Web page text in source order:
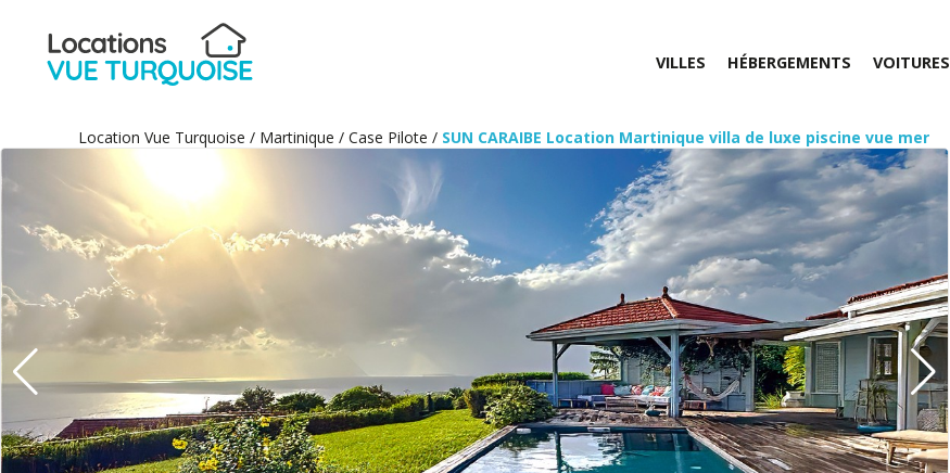
VILLES HÉBERGEMENTS VOITURES
Location Vue Turquoise / Martinique / Case Pilote / SUN CARAIBE Location Martinique villa de luxe piscine vue mer